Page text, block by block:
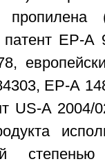
пропилена
патент ЕР-
ЕР-А
US-A 2004/